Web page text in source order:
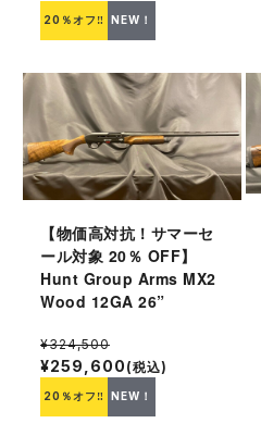
20％オフ‼ NEW！
【物価高対抗！サマーセ
ール対象 20％ OFF】
Hunt Group Arms MX2
Wood 12GA 26”
¥324,500
¥259,600 (税込)
20％オフ‼ NEW！